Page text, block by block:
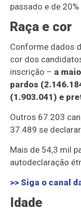
passado e de
Raça e cor
Conforme dados
cor dos
inscrição – a
pardos
(1.903.041) e
Outros 67.203
37.489 se
Mais de 54,3 mil
autodeclaração
>> Siga o canal
Idade